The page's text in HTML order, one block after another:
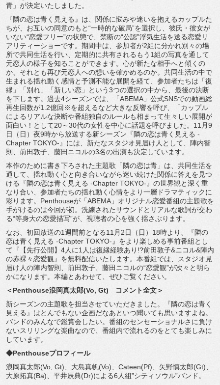
青」 が決定いたしました。
『隣の恋は青く見える』は、 関係に悩みや迷いを抱えるカップルた
ちが、お互いの同意のもと“一時的な破局”を選択し、彼氏・彼女が
いない“恋愛フリー”の状態で、禁断の“公認”浮気生活を送る恋愛リ
アリティーショーです。期間中は、 参加者が2組に分かれ別々の場
所で共同生活を行い、 定期的に共有されるもう1組の写真を通して
元恋人の様子を知るこ とができます。心が新たな相手へと傾くの
か、 それとも再び元恋人への想いを確かめるのか。 共同生活の中で
生まれる揺れ動く感情と予測不能な展開を経て、 参加者たちは「復
縁」「別れ」「新しい恋」
という3つの選択の中から、最後の決断
を下します。 過去4シーズンでは、「ABEMA」 公式SNSでの動画総
再生回数が1.2億回※を超えるなど大きな反響を呼び、「カップル
によるリアルな決断や番組独自のルールも相まって生々しい展開が
面白い！として20～30代の女性を中心に話題を呼びました。11月9
日（日） 夜9時から放送する新シーズン『隣の恋は青く見える -
Chapter TOKYO-』には、新たなスタジオ見届け人として、陣内智
則、 前田敦子、藤田ニコルの3名の出演も決定しています。
本作のために書き下ろされた主題歌「隣の恋は青」は、 共同生活を
通して、 揺れ動く心と向き合いながら迷い続けた関係に答えを見つ
ける『隣の恋は青く見える -Chapter TOKYO-』の世界観と深く重
なり合い、 参加者たちの揺れ動く心情をより一層ドラマティックに
彩ります。 Penthouseが「ABEMA」 オリジナル恋愛番組の主題歌を
手がけるのは今回が初。 洗練されたサウンドとリアルな歌詞が交わ
る“等身大の恋愛描写”が、視聴者の心を強く揺さぶります。
なお、初回放送の1週間前となる11月2日（日）18時より、『隣の
恋は青く見える -Chapter TOKYO-』をより楽しめる事前番組とし
て『【先行公開】 4人に1人は復縁経験あり!?前田敦子&ニコル&陣内
の赤裸々恋愛観』を無料配信いたします。本番組では、
スタジオ見
届け人の陣内智則、前田敦子、藤田ニコルの“恋愛観”が次々と明ら
かになります。本編とあわせて、ぜひご覧ください。
＜Penthouse浪岡真太郎(Vo, Gt) コメント全文＞
新シーズンの主題歌を担当させていただきました。『隣の恋は青く
見える』 はとんでもない企画だなあといつ聞いても思いますよね。
バンドのみんなで鑑賞会したい。 番組のセンセーショナルさに負け
ないスリリングな楽曲なので、 番組内で流れるのをとても楽しみに
しています。
◆Penthouseプロフィール
浪岡真太郎(Vo, Gt)、大島真帆(Vo)、Cateen(Pf)、矢野慎太郎(Gt)、
大原拓真(Ba)、平井辰典(Dr)による6人組”シティソウル”バンド。